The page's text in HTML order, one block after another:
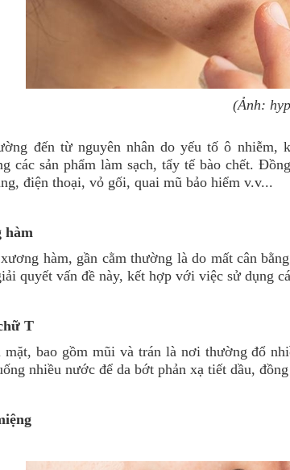
(Ảnh:
đến từ nguyên nhân do yếu tố ô
các sản phẩm làm sạch, tẩy tế bào chết.
điện thoại, vỏ gối, quai mũ bảo hiểm v.v...
hàm
hàm, gần cằm thường là do mất cân
quyết vấn đề này, kết hợp với việc sử dụng
T
bao gồm mũi và trán là nơi thường đổ
nhiều nước để da bớt phản xạ tiết dầu,